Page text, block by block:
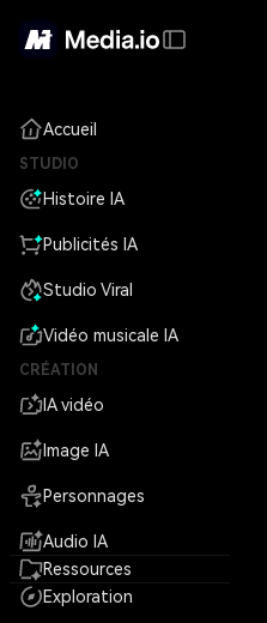
Accueil
STUDIO
Histoire IA
Publicités IA
Studio Viral
Vidéo musicale IA
CRÉATION
IA vidéo
Image IA
Personnages
Audio IA
Ressources
Exploration